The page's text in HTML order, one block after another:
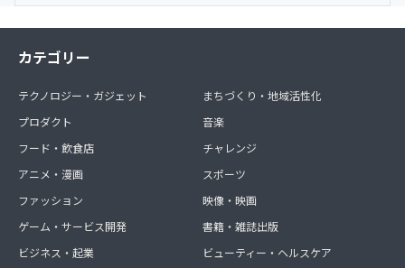
カテゴリー
テクノロジー・ガジェット
プロダクト
フード・飲食店
アニメ・漫画
ファッション
ゲーム・サービス開発
ビジネス・起業
まちづくり・地域活性化
音楽
チャレンジ
スポーツ
映像・映画
書籍・雑誌出版
ビューティー・ヘルスケア